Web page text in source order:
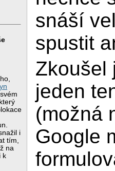
i
tím,
na
k
snáší
spustit
Zkoušel
jeden
(možná
Google